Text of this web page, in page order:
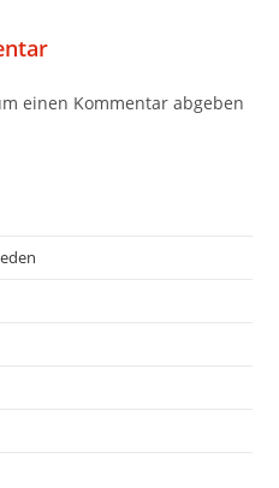
einen Kommentar abgeben